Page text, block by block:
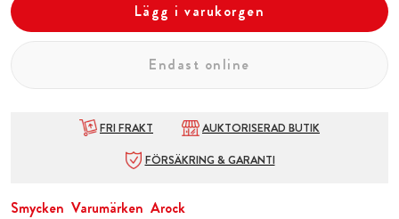
Lägg i varukorgen
Endast online
FRI FRAKT
AUKTORISERAD BUTIK
FÖRSÄKRING & GARANTI
Smycken Varumärken Arock